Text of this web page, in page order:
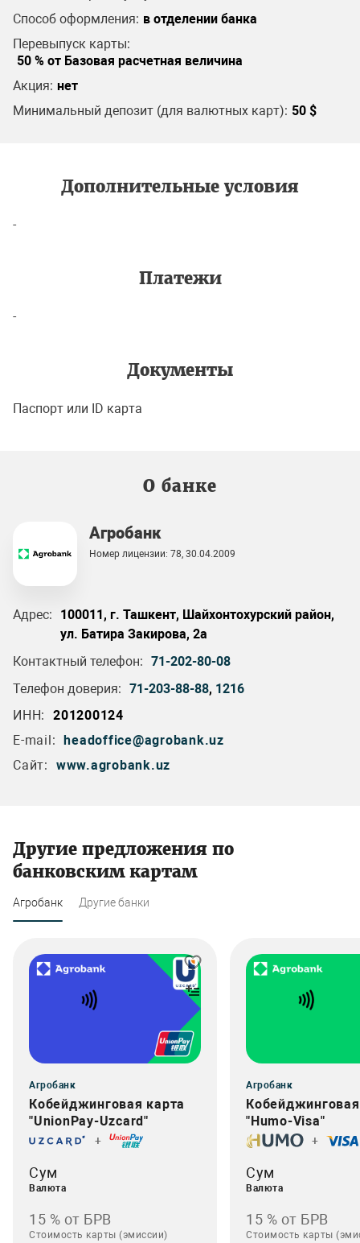
Способ оформления: в отделении банка
Перевыпуск карты:
50 % от Базовая расчетная величина
Акция: нет
Минимальный депозит (для валютных карт): 50 $
Дополнительные условия
-
Платежи
-
Документы
Паспорт или ID карта
О банке
Агробанк
Номер лицензии: 78, 30.04.2009
Адрес:
100011, г. Ташкент, Шайхонтохурский район,
ул. Батира Закирова, 2а
Контактный телефон: 71-202-80-08
Телефон доверия: 71-203-88-88, 1216
ИНН:
201200124
E-mail:
headoffice@agrobank.uz
Сайт:
www.agrobank.uz
Другие предложения по
банковским картам
Агробанк Другие банки
Агробанк
Кобейджинговая карта
"UnionPay-Uzcard"
+
Сум
Валюта
15 % от БРВ
Стоимость карты (эмиссии)
Агробанк
"Humo-Visa"
+
Сум
Валюта
15 % от БРВ
Стоимость карты